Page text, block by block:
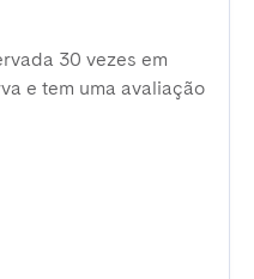
30 vezes em
e tem uma avaliação